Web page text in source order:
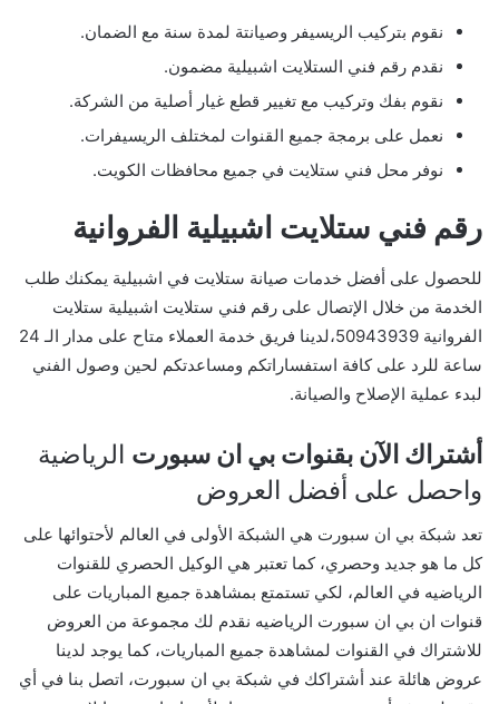
نقوم بتركيب الريسيفر وصيانتة لمدة سنة مع الضمان.
نقدم رقم فني الستلايت اشبيلية مضمون.
نقوم بفك وتركيب مع تغيير قطع غيار أصلية من الشركة.
نعمل على برمجة جميع القنوات لمختلف الريسيفرات.
نوفر محل فني ستلايت في جميع محافظات الكويت.
رقم فني ستلايت اشبيلية الفروانية
للحصول على أفضل خدمات صيانة ستلايت في اشبيلية يمكنك طلب
الخدمة من خلال الإتصال على رقم فني ستلايت اشبيلية ستلايت
الفروانية 50943939،لدينا فريق خدمة العملاء متاح على مدار الـ 24
ساعة للرد على كافة استفساراتكم ومساعدتكم لحين وصول الفني
لبدء عملية الإصلاح والصيانة.
أشتراك الآن بقنوات بي ان سبورت الرياضية
واحصل على أفضل العروض
تعد شبكة بي ان سبورت هي الشبكة الأولى في العالم لأحتوائها على
كل ما هو جديد وحصري، كما تعتبر هي الوكيل الحصري للقنوات
الرياضيه في العالم، لكي تستمتع بمشاهدة جميع المباريات على
قنوات ان بي ان سبورت الرياضيه نقدم لك مجموعة من العروض
للاشتراك في القنوات لمشاهدة جميع المباريات، كما يوجد لدينا
عروض هائلة عند أشتراكك في شبكة بي ان سبورت، اتصل بنا في أي